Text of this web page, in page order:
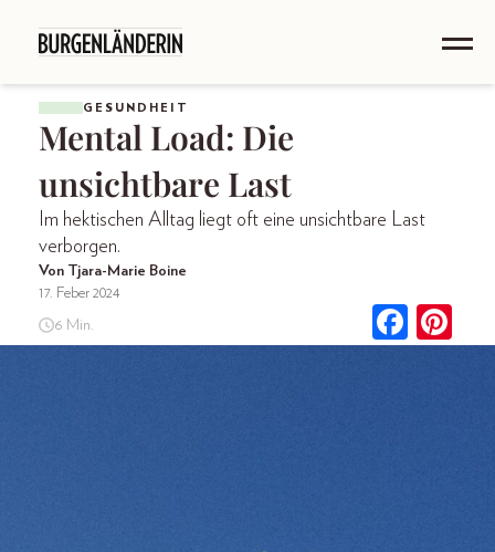
GESUNDHEIT
Mental Load: Die
unsichtbare Last
Im hektischen Alltag liegt oft eine unsichtbare Last
verborgen.
Von Tjara-Marie Boine
17. Feber 2024
6 Min.